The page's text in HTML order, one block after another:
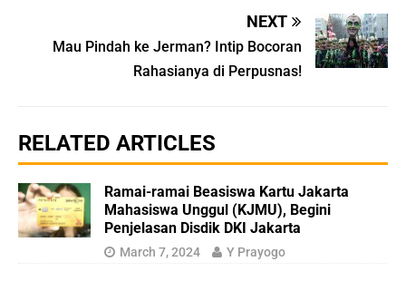
NEXT
Mau Pindah ke Jerman? Intip Bocoran
Rahasianya di Perpusnas!
RELATED ARTICLES
Ramai-ramai Beasiswa Kartu Jakarta
Mahasiswa Unggul (KJMU), Begini
Penjelasan Disdik DKI Jakarta
March 7, 2024 Y Prayogo